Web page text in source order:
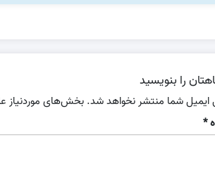
را بنویسید
ایمیل شما منتشر نخواهد شد. بخش‌های موردنیاز
*